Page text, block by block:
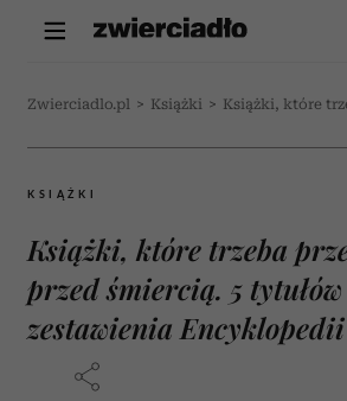
Zwierciadlo.pl > Książki > Książki, które
KSIĄŻKI
Książki, które trzeba
przed śmiercią. 5
zestawienia